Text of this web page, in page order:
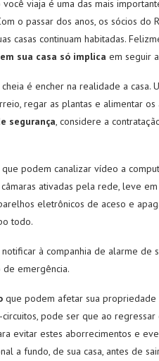
viaja é uma das mais
o passar dos anos, os sócios do
casas continuam habitadas.
sua casa só implica em seguir
é encher na realidade a casa.
regar as plantas e alimentar os
segurança, considere a
podem canalizar vídeo a
ativadas pela rede, leve
eletrônicos de aceso e
todo.
à companhia de alarme de
de emergência.
que podem afetar sua propriedade
pode ser que ao
evitar estes aborrecimentos e
a fundo, de sua casa, antes de